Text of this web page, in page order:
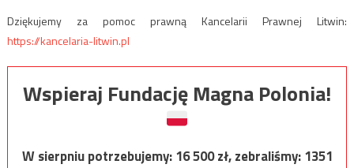
Dziękujemy za pomoc prawną Kancelarii Prawnej Litwin:
https://kancelaria-litwin.pl
Wspieraj Fundację Magna Polonia!
W sierpniu potrzebujemy:16 500zł, zebraliśmy:1351